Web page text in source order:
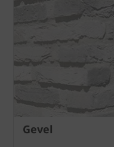
Gevel